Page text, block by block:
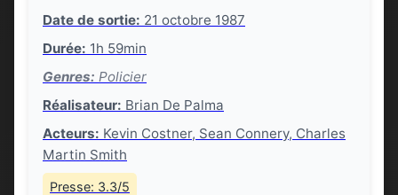
Date de sortie: 21 octobre 1987
Durée: 1h 59min
Genres: Policier
Réalisateur: Brian De Palma
Acteurs: Kevin Costner, Sean Connery, Charles
Martin Smith
Presse: 3.3/5